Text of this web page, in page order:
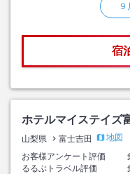
宿
ホテルマイステイ
山梨県 富士吉田
地図
お客様アンケート評価
るるぶトラベル評価